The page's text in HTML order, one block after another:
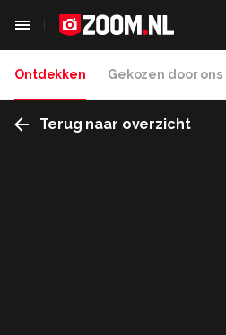
Ontdekken Gekozen door ons
Terug naar overzicht